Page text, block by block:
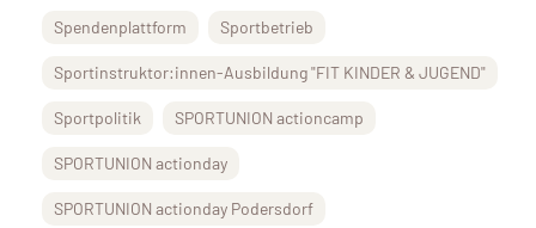
Spendenplattform Sportbetrieb
Sportinstruktor:innen-Ausbildung "FIT KINDER & JUGEND"
Sportpolitik SPORTUNION actioncamp
SPORTUNION actionday
SPORTUNION actionday Podersdorf